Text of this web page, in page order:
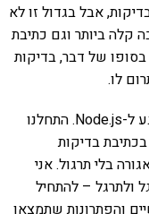
אבל בגדול זו לא
קלה ביותר וגם כתיבת
של דבר, בדיקות
לו.
בגדול? זהו, כאן תם המדריך שלנו בכל הנוגע ל-Node.js. התחלנו
בדיקות
בלי תרגול. אני
ולתרגל – להתחיל
והפתרונות שתמצאו